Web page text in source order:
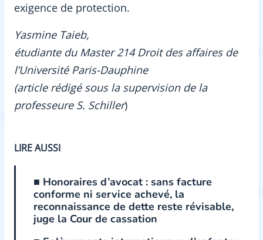
exigence de protection.
Yasmine Taieb,
étudiante du Master 214 Droit des affaires de
l’Université Paris-Dauphine
(article rédigé sous la supervision de la
professeure S. Schiller)
LIRE AUSSI
■ Honoraires d’avocat : sans facture
conforme ni service achevé, la
reconnaissance de dette reste révisable,
juge la Cour de cassation